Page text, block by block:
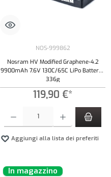
NOS-999862
Nosram HV Modified Graphene-4.2
9900mAh 7.6V 130C/65C LiPo Battery -
336g
119,90 €*
Aggiungi alla lista dei preferiti
In magazzino